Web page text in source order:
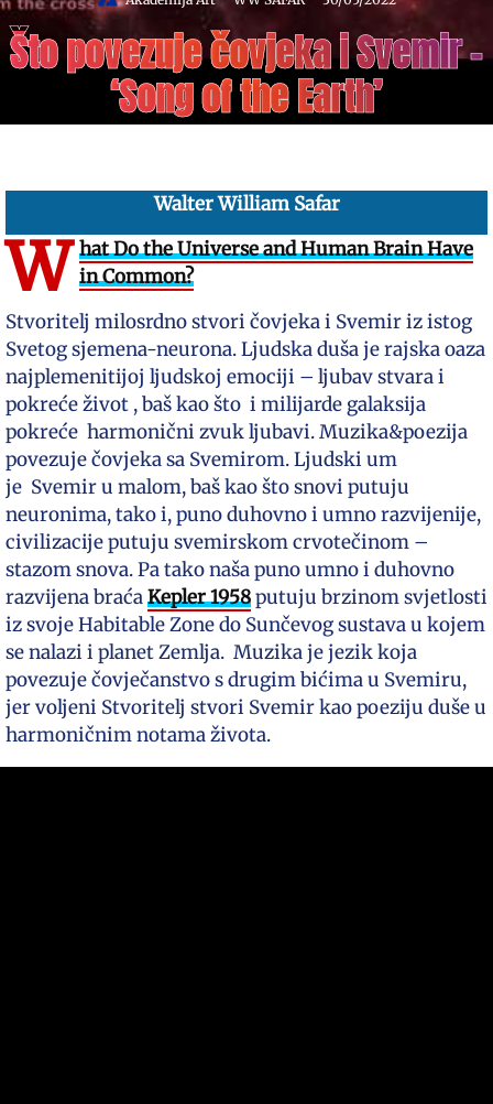
Što povezuje čovjeka i Svemir –
‘Song of the Earth’
Walter William Safar
W hat Do the Universe and Human Brain Have
in Common?
Stvoritelj milosrdno stvori čovjeka i Svemir iz istog
Svetog sjemena-neurona. Ljudska duša je rajska oaza
najplemenitijoj ljudskoj emociji – ljubav stvara i
pokreće život , baš kao što i milijarde galaksija
pokreće harmonični zvuk ljubavi. Muzika&poezija
povezuje čovjeka sa Svemirom. Ljudski um
je Svemir u malom, baš kao što snovi putuju
neuronima, tako i, puno duhovno i umno razvijenije,
civilizacije putuju svemirskom crvotečinom –
stazom snova. Pa tako naša puno umno i duhovno
razvijena braćaKepler 1958putuju brzinom svjetlosti
iz svoje Habitable Zone do Sunčevog sustava u kojem
se nalazi i planet Zemlja. Muzika je jezik koja
povezuje čovječanstvo s drugim bićima u Svemiru,
jer voljeni Stvoritelj stvori Svemir kao poeziju duše u
harmoničnim notama života.